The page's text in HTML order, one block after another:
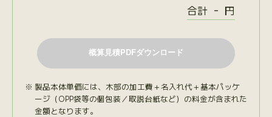
合計 - 円
製品本体単価には、木部の加工費＋名入れ代＋基本パッケ
ージ（OPP袋等の個包装／取説台紙など）の料金が含まれた
金額となります。